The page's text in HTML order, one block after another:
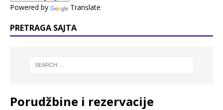
Powered by Translate
PRETRAGA SAJTA
Porudžbine i rezervacije